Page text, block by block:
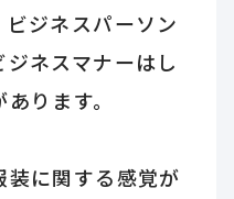
ジネスパーソン
ネスマナーはし
ります。
に関する感覚が